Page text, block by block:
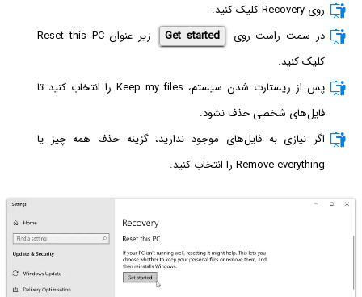
روی Recovery کلیک کنید.
در سمت راست روی
Get started
زیر عنوان Reset this PC
کلیک کنید.
پس از ریستارت شدن سیستم، Keep my files را انتخاب کنید تا
فایل‌های شخصی حذف نشود.
اگر نیازی به فایل‌های موجود ندارید، گزینه حذف همه چیز یا
Remove everything را انتخاب کنید.